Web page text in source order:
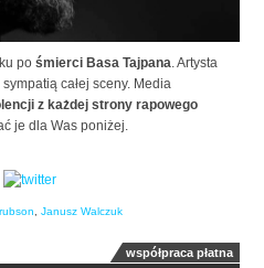
po śmierci Basa Tajpana. Artysta
całej sceny. Media
z każdej strony rapowego
je dla Was poniżej.
Janusz Walczuk
współpraca płatna